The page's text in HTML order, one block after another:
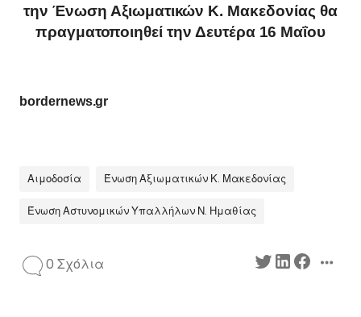
την Ένωση Αξιωματικών Κ. Μακεδονίας θα
πραγματοποιηθεί την Δευτέρα 16 Μαΐου
bordernews.gr
Αιμοδοσία Ένωση Αξιωματικών Κ. Μακεδονίας
Ένωση Αστυνομικών Υπαλλήλων Ν. Ημαθίας
0 Σχόλια